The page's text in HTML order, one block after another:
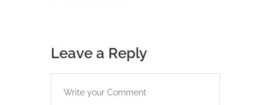
Leave a Reply